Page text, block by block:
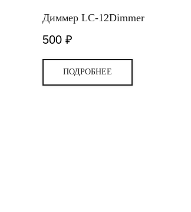
Диммер LC-12Dimmer
500 ₽
ПОДРОБНЕЕ